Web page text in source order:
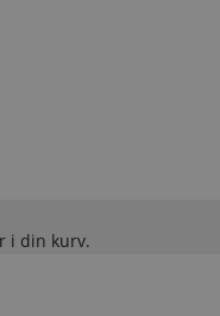
i din kurv.